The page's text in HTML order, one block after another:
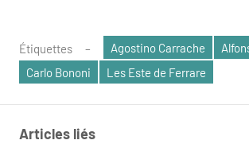
Étiquettes Agostino Carrache
Carlo Bononi
Les Este de Ferrare
Articles liés